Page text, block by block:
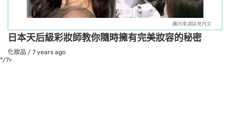
日本天后級彩妝師教你隨時擁有完美妝容的秘密
化妝品 / 7 years ago
*/?>